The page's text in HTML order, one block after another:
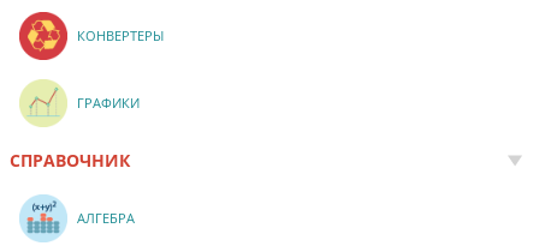
КОНВЕРТЕРЫ
ГРАФИКИ
СПРАВОЧНИК
АЛГЕБРА